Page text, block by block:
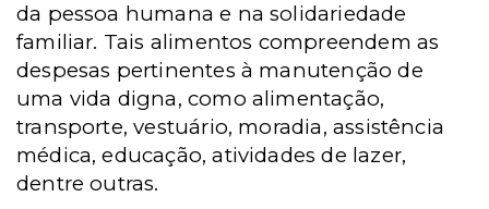
da pessoa humana e na solidariedade
familiar. Tais alimentos compreendem as
despesas pertinentes à manutenção de
uma vida digna, como alimentação,
transporte, vestuário, moradia, assistência
médica, educação, atividades de lazer,
dentre outras.